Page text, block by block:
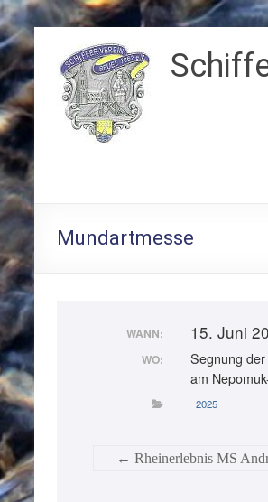
Zum
Inhalt
springen
Mundartmesse
WANN: 15. Juni
WO:
Segnung
am
2025
← Rheinerlebnis MS